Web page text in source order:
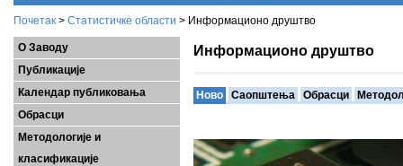
Почетак > Статистичке области > Информационо друштво
О Заводу
Публикације
Календар публиковања
Обрасци
Методологије и
класификације
Информационо друштво
Ново Саопштења Обрасци